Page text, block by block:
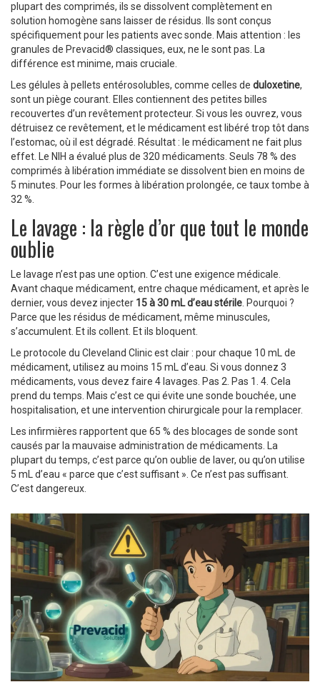
plupart des comprimés, ils se dissolvent complètement en
solution homogène sans laisser de résidus. Ils sont conçus
spécifiquement pour les patients avec sonde. Mais attention : les
granules de Prevacid® classiques, eux, ne le sont pas. La
différence est minime, mais cruciale.
Les gélules à pellets entérosolubles, comme celles de duloxetine,
sont un piège courant. Elles contiennent des petites billes
recouvertes d’un revêtement protecteur. Si vous les ouvrez, vous
détruisez ce revêtement, et le médicament est libéré trop tôt dans
l’estomac, où il est dégradé. Résultat : le médicament ne fait plus
effet. Le NIH a évalué plus de 320 médicaments. Seuls 78 % des
comprimés à libération immédiate se dissolvent bien en moins de
5 minutes. Pour les formes à libération prolongée, ce taux tombe à
32 %.
Le lavage : la règle d’or que tout le monde
oublie
Le lavage n’est pas une option. C’est une exigence médicale.
Avant chaque médicament, entre chaque médicament, et après le
dernier, vous devez injecter 15 à 30 mL d’eau stérile . Pourquoi ?
Parce que les résidus de médicament, même minuscules,
s’accumulent. Et ils collent. Et ils bloquent.
Le protocole du Cleveland Clinic est clair : pour chaque 10 mL de
médicament, utilisez au moins 15 mL d’eau. Si vous donnez 3
médicaments, vous devez faire 4 lavages. Pas 2. Pas 1. 4. Cela
prend du temps. Mais c’est ce qui évite une sonde bouchée, une
hospitalisation, et une intervention chirurgicale pour la remplacer.
Les infirmières rapportent que 65 % des blocages de sonde sont
causés par la mauvaise administration de médicaments. La
plupart du temps, c’est parce qu’on oublie de laver, ou qu’on utilise
5 mL d’eau « parce que c’est suffisant ». Ce n’est pas suffisant.
C’est dangereux.